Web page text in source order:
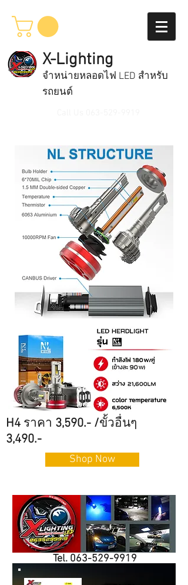
X-Lighting
จำหน่ายหลอดไฟ LED สำหรับ
รถยนต์
H4 ราคา 3,590.- /ขั้วอื่นๆ
3,490.-
Shop Now
Tel. 063-529-9919